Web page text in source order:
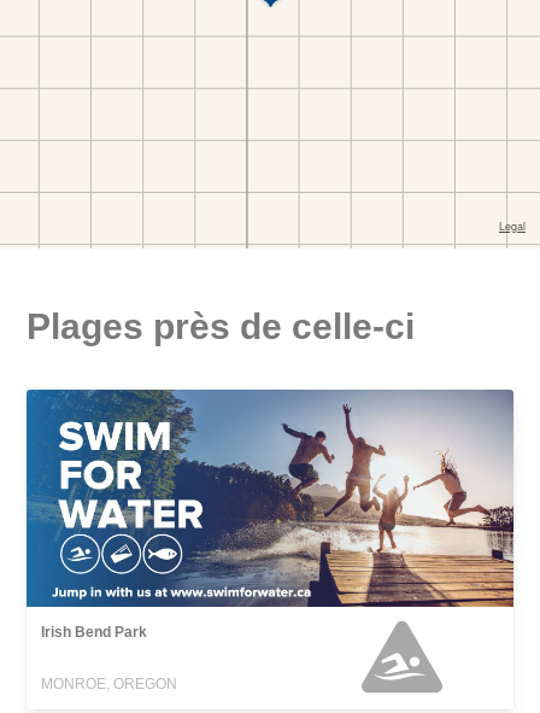
Plages près de celle-ci
Irish Bend Park
MONROE, OREGON